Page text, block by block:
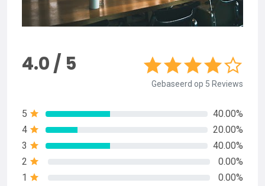
4.0 / 5
Gebaseerd op 5 Reviews
5
40.00%
4
20.00%
3
40.00%
2
0.00%
1
0.00%